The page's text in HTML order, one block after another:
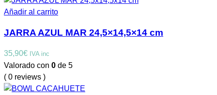
Añadir al carrito
JARRA AZUL MAR 24,5×14,5×14 cm
35,90€ IVA inc
Valorado con 0 de 5
( 0 reviews )